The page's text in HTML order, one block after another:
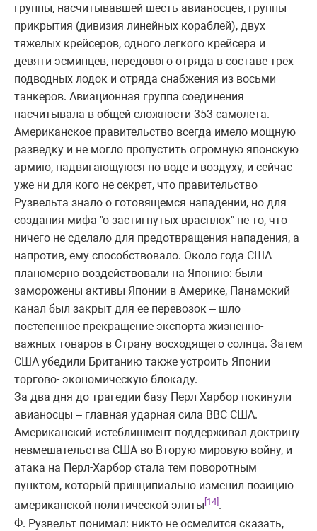
группы, насчитывавшей шесть авианосцев, группы
прикрытия (дивизия линейных кораблей), двух
тяжелых крейсеров, одного легкого крейсера и
девяти эсминцев, передового отряда в составе трех
подводных лодок и отряда снабжения из восьми
танкеров. Авиационная группа соединения
насчитывала в общей сложности 353 самолета.
Американское правительство всегда имело мощную
разведку и не могло пропустить огромную японскую
армию, надвигающуюся по воде и воздуху, и сейчас
уже ни для кого не секрет, что правительство
Рузвельта знало о готовящемся нападении, но для
создания мифа "о застигнутых врасплох" не то, что
ничего не сделало для предотвращения нападения, а
напротив, ему способствовало. Около года США
планомерно воздействовали на Японию: были
заморожены активы Японии в Америке, Панамский
канал был закрыт для ее перевозок – шло
постепенное прекращение экспорта жизненно-
важных товаров в Страну восходящего солнца. Затем
США убедили Британию также устроить Японии
торгово- экономическую блокаду.
За два дня до трагедии базу Перл-Харбор покинули
авианосцы – главная ударная сила ВВС США.
Американский истеблишмент поддерживал доктрину
невмешательства США во Вторую мировую войну, и
атака на Перл-Харбор стала тем поворотным
пунктом, который принципиально изменил позицию
американской политической элиты [14] .
Ф. Рузвельт понимал: никто не осмелится сказать,